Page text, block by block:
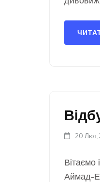
20
Вітаємо
Аймад-